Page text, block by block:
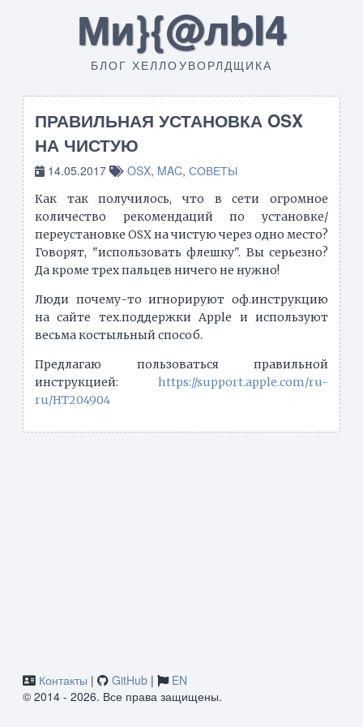
Ми}{@лbI4
БЛОГ ХЕЛЛОУВОРЛДЩИКА
ПРАВИЛЬНАЯ УСТАНОВКА OSX
НА ЧИСТУЮ
14.05.2017 OSX, MAC, СОВЕТЫ
Как так получилось, что в сети огромное
количество рекомендаций по установке/
переустановке OSX на чистую через одно место?
Говорят, "использовать флешку". Вы серьезно?
Да кроме трех пальцев ничего не нужно!
Люди почему-то игнорируют оф.инструкцию
на сайте тех.поддержки Apple и используют
весьма костыльный способ.
Предлагаю пользоваться правильной
инструкцией: https://support.apple.com/ru-
ru/HT204904
Контакты | GitHub |
EN
© 2014 - 2026. Все права защищены.